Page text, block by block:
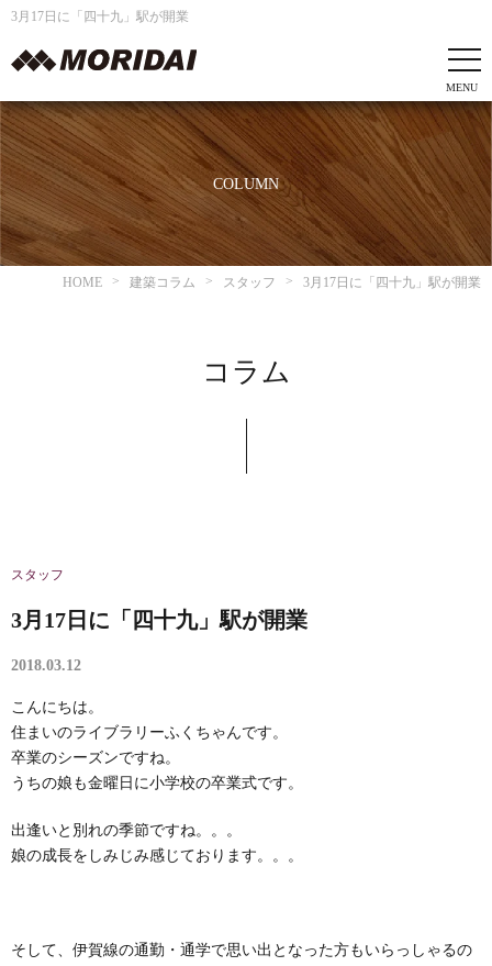
3月17日に「四十九」駅が開業
COLUMN
HOME 建築コラム スタッフ 3月17日に「四十九」駅が開業
コラム
スタッフ
3月17日に「四十九」駅が開業
2018.03.12
こんにちは。
住まいのライブラリーふくちゃんです。
卒業のシーズンですね。
うちの娘も金曜日に小学校の卒業式です。
出逢いと別れの季節ですね。。。
娘の成長をしみじみ感じております。。。
そして、伊賀線の通勤・通学で思い出となった方もいらっしゃるの